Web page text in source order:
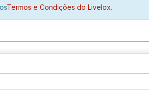
Termos e Condições do Livelox.